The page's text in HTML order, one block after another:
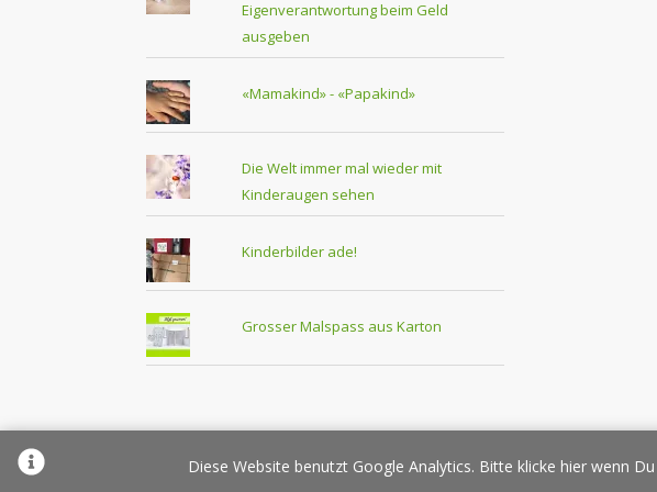
Eigenverantwortung beim Geld
ausgeben
«Mamakind» - «Papakind»
Die Welt immer mal wieder mit
Kinderaugen sehen
Kinderbilder ade!
Grosser Malspass aus Karton
Über Elternplanet Pressespiegel
Diese Website benutzt Google Analytics. Bitte klicke hier wenn